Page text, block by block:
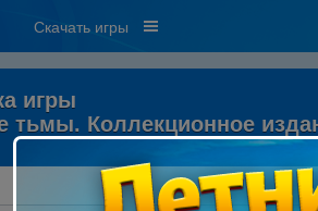
Скачать игры
игры
тьмы. Коллекционное